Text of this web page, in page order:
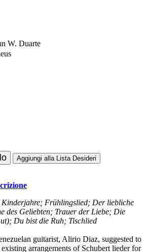
W. Duarte
Aggiungi alla Lista Desideri
Kinderjahre; Frühlingslied; Der liebliche
des Geliebten; Trauer der Liebe; Die
Du bist die Ruh; Tischlied
guitarist, Alirio Diaz, suggested to
arrangements of Schubert lieder for